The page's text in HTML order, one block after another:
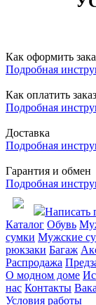
Как оформить
Подробная
Как оплатить заказ
Подробная
Доставка
Подробная
Гарантия и обмен
Подробная
Написать
Каталог Обувь
сумки Мужские
рюкзаки Багаж
Распродажа
О модном доме
нас Контакты
Условия работы